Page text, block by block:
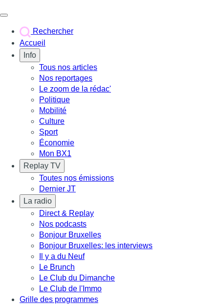
Rechercher
Accueil
Info
Tous nos articles
Nos reportages
Le zoom de la rédac'
Politique
Mobilité
Culture
Sport
Économie
Mon BX1
Replay TV
Toutes nos émissions
Dernier JT
La radio
Direct & Replay
Nos podcasts
Bonjour Bruxelles
Bonjour Bruxelles: les interviews
Il y a du Neuf
Le Brunch
Le Club du Dimanche
Le Club de l'Immo
Grille des programmes